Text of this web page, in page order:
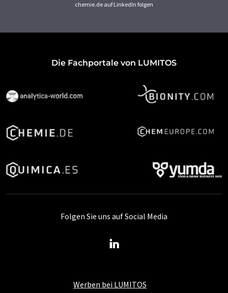
chemie.de auf LinkedIn folgen
Die Fachportale von LUMITOS
Werben bei LUMITOS
Folgen Sie uns auf Social Media